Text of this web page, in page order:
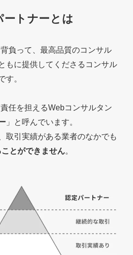
リュー
ジャー
ートナーとは
負って、最高品質のコンサル
もに提供してくださるコンサル
す。
任を担えるWebコンサルタン
」と呼んでいます。
取引実績がある業者のなかでも
とができません。